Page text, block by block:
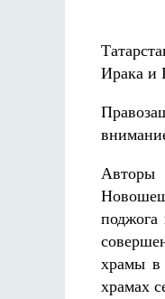
Ирака и
Авторы
храмы в
храмах